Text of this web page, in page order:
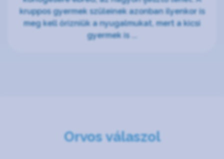
kruppos gyermek szüleinek azonban ilyenkor is
meg kell őrizniük a nyugalmukat, mert a kicsi
gyermek is ...
Orvos válaszol